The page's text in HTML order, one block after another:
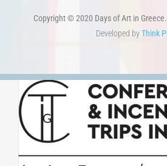
Copyright © 2020 Days of Art in Greece.
Developed byThink